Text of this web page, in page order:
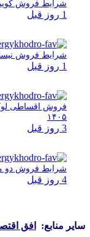
شرایط فروش کوییک S اعلام شد – مرداد ۱۴۰۵
شرایط فروش نیسان
۱۴۰۵
شرایط فروش دو
منابع:افق